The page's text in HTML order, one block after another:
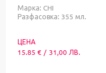
Марка: CHI
Разфасовка: 355 мл.
ЦЕНА
15.85 € / 31,00 ЛВ.